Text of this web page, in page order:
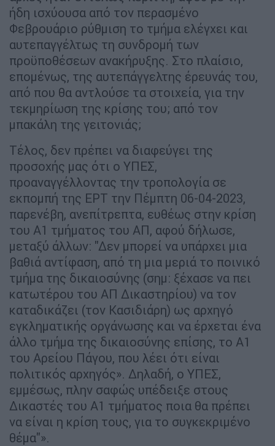
ήδη ισχύουσα από τον περασμένο
Φεβρουάριο ρύθμιση το τμήμα ελέγχει και
αυτεπαγγέλτως τη συνδρομή των
προϋποθέσεων ανακήρυξης. Στο πλαίσιο,
επομένως, της αυτεπάγγελτης έρευνάς του,
από που θα αντλούσε τα στοιχεία, για την
τεκμηρίωση της κρίσης του; από τον
μπακάλη της γειτονιάς;
Τέλος, δεν πρέπει να διαφεύγει της
προσοχής μας ότι ο ΥΠΕΣ,
προαναγγέλλοντας την τροπολογία σε
εκπομπή της ΕΡΤ την Πέμπτη 06-04-2023,
παρενέβη, ανεπίτρεπτα, ευθέως στην κρίση
του Α1 τμήματος του ΑΠ, αφού δήλωσε,
μεταξύ άλλων: "Δεν μπορεί να υπάρχει μια
βαθιά αντίφαση, από τη μια μεριά το ποινικό
τμήμα της δικαιοσύνης (σημ: ξέχασε να πει
κατωτέρου του ΑΠ Δικαστηρίου) να τον
καταδικάζει (τον Κασιδιάρη) ως αρχηγό
εγκληματικής οργάνωσης και να έρχεται ένα
άλλο τμήμα της δικαιοσύνης επίσης, το Α1
του Αρείου Πάγου, που λέει ότι είναι
πολιτικός αρχηγός». Δηλαδή, ο ΥΠΕΣ,
εμμέσως, πλην σαφώς υπέδειξε στους
Δικαστές του Α1 τμήματος ποια θα πρέπει
να είναι η κρίση τους, για το συγκεκριμένο
θέμα"».